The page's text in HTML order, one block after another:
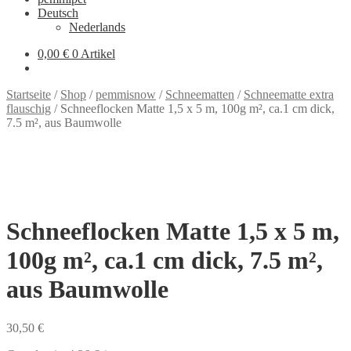
Deutsch
Nederlands
0,00 € 0 Artikel
Startseite / Shop /pemmisnow / Schneematten / Schneematte extra
flauschig / Schneeflocken Matte 1,5 x 5 m, 100g m², ca.1 cm dick,
7.5 m², aus Baumwolle
Schneeflocken Matte 1,5 x 5 m,
100g m², ca.1 cm dick, 7.5 m²,
aus Baumwolle
30,50 €